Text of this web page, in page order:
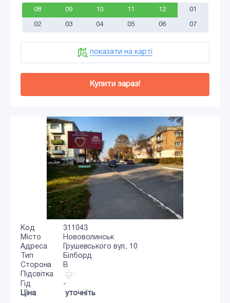
08 09 10 11 12 01
02 03 04 05 06 07
показати на карті
Купити зараз!
Код
311043
Місто
Нововолинськ
Адреса
Грушевського вул., 10
Тип
Білборд
Сторона
B
Підсвітка
Гід
-
Ціна
уточніть